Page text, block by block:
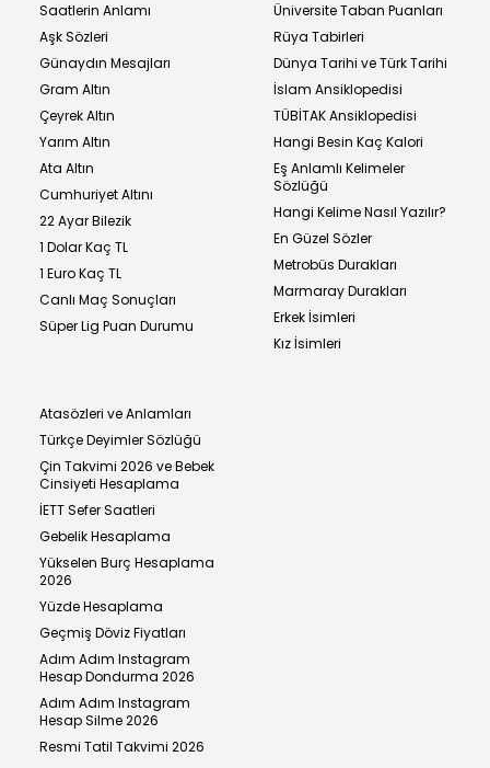
Saatlerin Anlamı
Aşk Sözleri
Günaydın Mesajları
Gram Altın
Çeyrek Altın
Yarım Altın
Ata Altın
Cumhuriyet Altını
22 Ayar Bilezik
1 Dolar Kaç TL
1 Euro Kaç TL
Canlı Maç Sonuçları
Süper Lig Puan Durumu
Üniversite Taban Puanları
Rüya Tabirleri
Dünya Tarihi ve Türk Tarihi
İslam Ansiklopedisi
TÜBİTAK Ansiklopedisi
Hangi Besin Kaç Kalori
Eş Anlamlı Kelimeler
Sözlüğü
Hangi Kelime Nasıl Yazılır?
En Güzel Sözler
Metrobüs Durakları
Marmaray Durakları
Erkek İsimleri
Kız İsimleri
Atasözleri ve Anlamları
Türkçe Deyimler Sözlüğü
Çin Takvimi 2026 ve Bebek
Cinsiyeti Hesaplama
İETT Sefer Saatleri
Gebelik Hesaplama
Yükselen Burç Hesaplama
2026
Yüzde Hesaplama
Geçmiş Döviz Fiyatları
Adım Adım Instagram
Hesap Dondurma 2026
Adım Adım Instagram
Hesap Silme 2026
Resmi Tatil Takvimi 2026